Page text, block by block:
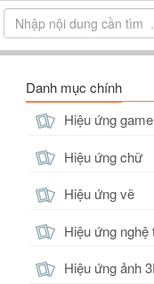
Danh mục chính
Hiệu ứng game
Hiệu ứng chữ
Hiệu ứng vẽ
Hiệu ứng nghệ
Hiệu ứng ảnh